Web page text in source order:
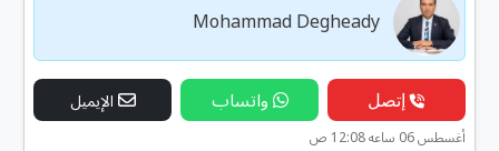
Mohammad Degheady
إتصل واتساب الإيميل
أغسطس 06 ساعه 12:08 ص